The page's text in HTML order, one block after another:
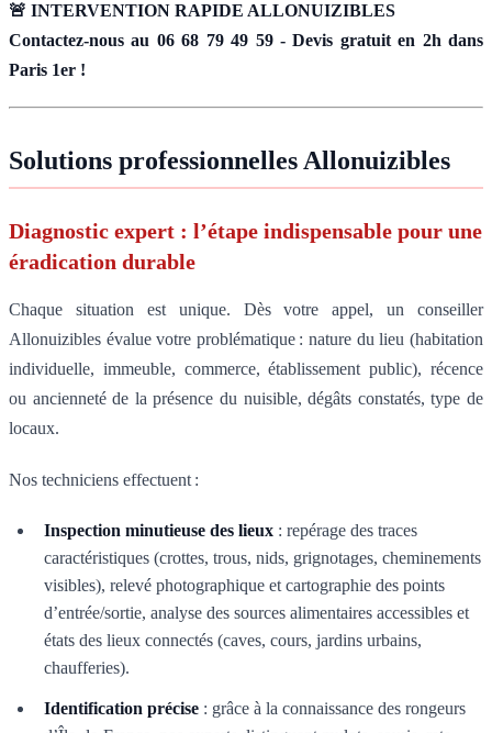
🚨 INTERVENTION RAPIDE ALLONUIZIBLES
Contactez-nous au 06 68 79 49 59 - Devis gratuit en 2h dans
Paris 1er !
Solutions professionnelles Allonuizibles
Diagnostic expert : l’étape indispensable pour une
éradication durable
Chaque situation est unique. Dès votre appel, un conseiller
Allonuizibles évalue votre problématique : nature du lieu (habitation
individuelle, immeuble, commerce, établissement public), récence
ou ancienneté de la présence du nuisible, dégâts constatés, type de
locaux.
Nos techniciens effectuent :
Inspection minutieuse des lieux : repérage des traces
caractéristiques (crottes, trous, nids, grignotages, cheminements
visibles), relevé photographique et cartographie des points
d’entrée/sortie, analyse des sources alimentaires accessibles et
états des lieux connectés (caves, cours, jardins urbains,
chaufferies).
Identification précise : grâce à la connaissance des rongeurs